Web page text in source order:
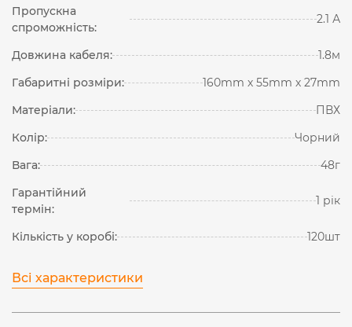
Пропускна
спроможність:
2.1 А
Довжина кабеля:
1.8м
Габаритні розміри:
160mm х 55mm х 27mm
Матеріали:
ПВХ
Колір:
Чорний
Вага:
48г
Гарантійний
термін:
1 рік
Кількість у коробі: 120шт
Всі характеристики